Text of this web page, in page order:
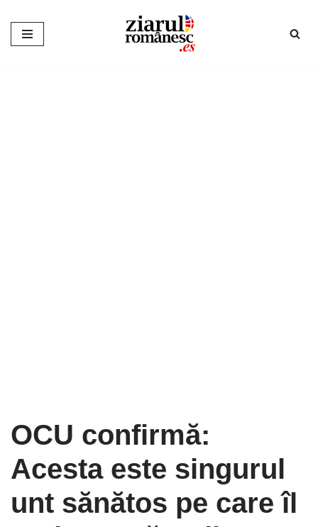
Sari
OCU confirmă:
Acesta este singurul
unt sănătos pe care îl